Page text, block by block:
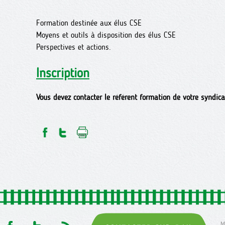
Formation destinée aux élus CSE
Moyens et outils à disposition des élus CSE
Perspectives et actions.
Inscription
Vous devez contacter le référent formation de votre